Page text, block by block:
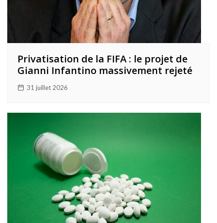
Privatisation de la FIFA : le projet de
Gianni Infantino massivement rejeté
31 juillet 2026